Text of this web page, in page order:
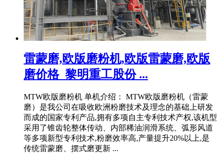
雷蒙磨,欧版磨粉机,欧版雷蒙磨,欧版
磨价格_黎明重工股份 ...
MTW欧版磨粉机 单机介绍： MTW欧版磨粉机（雷蒙
磨）是我公司在吸收欧洲粉磨技术及理念的基础上研发
而成的国家专利产品,拥有多项自主专利技术产权,该机型
采用了锥齿轮整体传动、内部稀油润滑系统、弧形风道
等多项新型专利技术,粉磨效率高,产量提升20%以上,是
传统雷蒙磨、摆式磨更新 ...